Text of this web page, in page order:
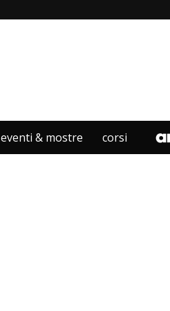
eventi & mostre corsi